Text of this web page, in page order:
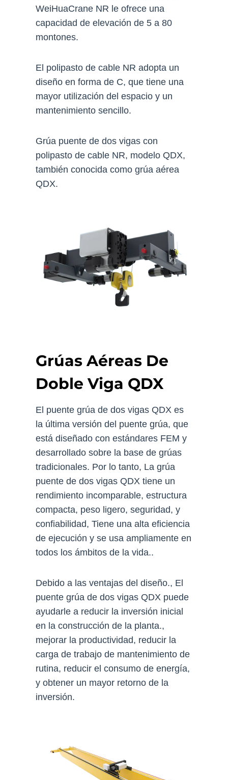
WeiHuaCrane NR le ofrece una
capacidad de elevación de 5 a 80
montones.
El polipasto de cable NR adopta un
diseño en forma de C, que tiene una
mayor utilización del espacio y un
mantenimiento sencillo.
Grúa puente de dos vigas con
polipasto de cable NR, modelo QDX,
también conocida como grúa aérea
QDX.
Grúas Aéreas De
Doble Viga QDX
El puente grúa de dos vigas QDX es
la última versión del puente grúa, que
está diseñado con estándares FEM y
desarrollado sobre la base de grúas
tradicionales. Por lo tanto, La grúa
puente de dos vigas QDX tiene un
rendimiento incomparable, estructura
compacta, peso ligero, seguridad, y
confiabilidad, Tiene una alta eficiencia
de ejecución y se usa ampliamente en
todos los ámbitos de la vida..
Debido a las ventajas del diseño., El
puente grúa de dos vigas QDX puede
ayudarle a reducir la inversión inicial
en la construcción de la planta.,
mejorar la productividad, reducir la
carga de trabajo de mantenimiento de
rutina, reducir el consumo de energía,
y obtener un mayor retorno de la
inversión.